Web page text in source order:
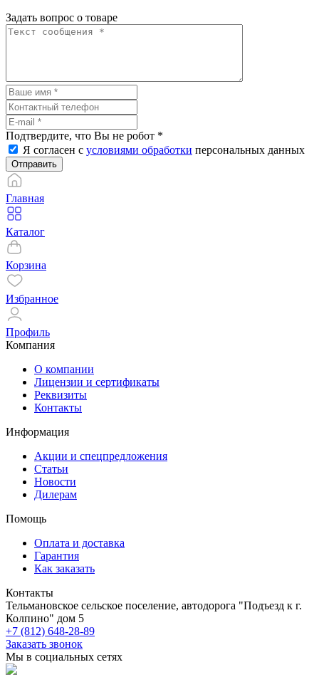
Задать вопрос о товаре
Подтвердите, что Вы не робот *
Я согласен с условиями обработки персональных данных
Отправить
Главная
Каталог
Корзина
Избранное
Профиль
Компания
О компании
Лицензии и сертификаты
Реквизиты
Контакты
Информация
Акции и спецпредложения
Статьи
Новости
Дилерам
Помощь
Оплата и доставка
Гарантия
Как заказать
Контакты
Тельмановское сельское поселение, автодорога "Подъезд к г.
Колпино" дом 5
+7 (812) 648-28-89
Заказать звонок
Мы в социальных сетях